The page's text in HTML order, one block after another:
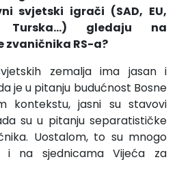
svjetski igrači (SAD, EU,
Turska...) gledaju na
RS-a?
zemalja ima jasan i
je u pitanju budućnost Bosne
kontekstu, jasni su stavovi
su u pitanju separatističke
Uostalom, to su mnogo
i na sjednicama Vijeća za